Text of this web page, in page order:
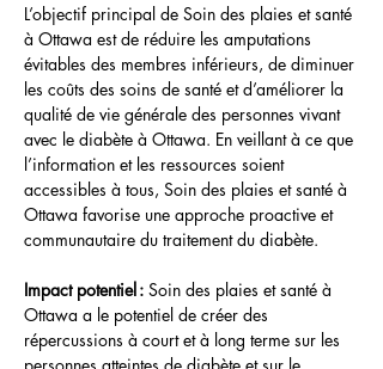
L’objectif principal de Soin des plaies et santé
à Ottawa est de réduire les amputations
évitables des membres inférieurs, de diminuer
les coûts des soins de santé et d’améliorer la
qualité de vie générale des personnes vivant
avec le diabète à Ottawa. En veillant à ce que
l’information et les ressources soient
accessibles à tous, Soin des plaies et santé à
Ottawa favorise une approche proactive et
communautaire du traitement du diabète.
Impact potentiel : Soin des plaies et santé à
Ottawa a le potentiel de créer des
répercussions à court et à long terme sur les
personnes atteintes de diabète et sur le